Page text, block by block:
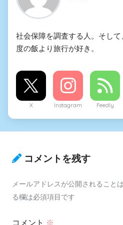
社会保障を調査する人。そし
度の飯より旅行が好き。
X Instagram Feedly
コメントを残す
メールアドレスが公開されること
る欄は必須項目です
コメント ※